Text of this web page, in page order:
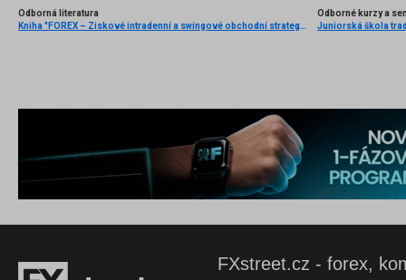
Odborná literatura
Kniha "FOREX – Ziskové intradenní a swingové obchodní strategie" od Kathy Lien vychází v češtině!
Odborné kurzy a
Juniorská škola
FXstreet.cz - forex,